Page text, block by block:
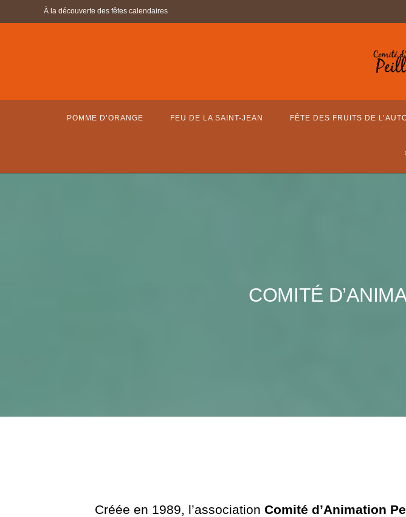
to
À la découverte des fêtes calendaires
POMME D’ORANGE FEU DE LA SAINT-JEAN FÊTE DES FRUITS DE
COMITÉ
Créée en 1989, l’association Comité d’Animation